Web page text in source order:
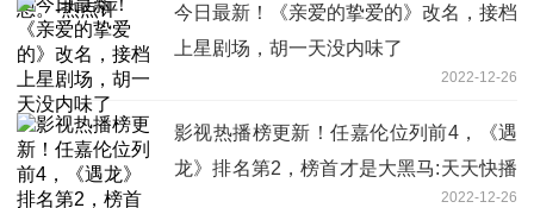
今日最新！《亲爱的挚爱的》改名，接档
上星剧场，胡一天没内味了
2022-12-26
影视热播榜更新！任嘉伦位列前4，《遇
龙》排名第2，榜首才是大黑马:天天快播
2022-12-26